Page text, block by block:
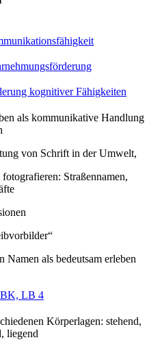
kognitiver Fähigkeiten
als kommunikative Handlung
von Schrift in der Umwelt,
Straßennamen,
Namen als bedeutsam erleben
LB 4
Körperlagen: stehend,
liegend